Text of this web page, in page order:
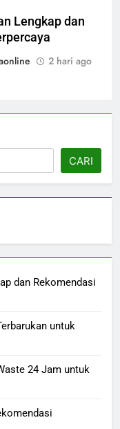
Lengkap dan
2 hari ago
CARI
dan Rekomendasi
untuk
24 Jam untuk